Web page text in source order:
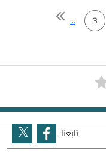
3
...
تابعنا